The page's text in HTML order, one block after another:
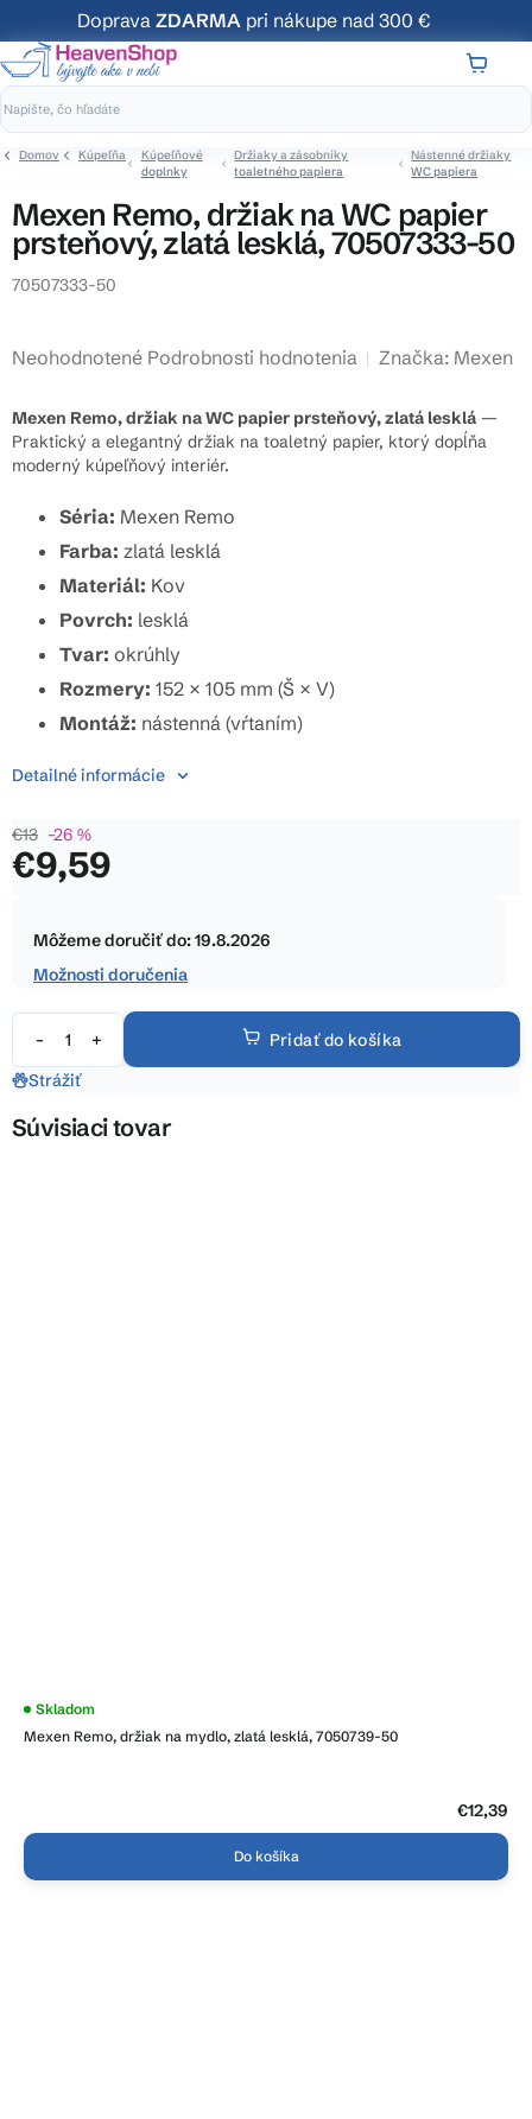
na
obsah
Doprava ZDARMA pri nákupe nad 300 €
Domov Kúpeľňa
Kúpeľňové
doplnky
Držiaky a zásobníky
toaletného papiera
Nástenné držiaky
WC papiera
Mexen Remo, držiak na WC papier
prsteňový, zlatá lesklá, 70507333-50
70507333-50
Priemerné
produktu
je
0,0
hviezdičiek.
Neohodnotené Podrobnosti hodnotenia Značka: Mexen
€13 –26 %
€9,59
cena:
Môžeme doručiť do:19.8.2026
Možnosti doručenia
Pridať do košíka
Mexen Remo, držiak na WC papier prsteňový, zlatá lesklá —
Praktický a elegantný držiak na toaletný papier, ktorý dopĺňa
moderný kúpeľňový interiér.
Séria: Mexen Remo
Farba: zlatá lesklá
Materiál: Kov
Povrch: lesklá
Tvar: okrúhly
Rozmery: 152 × 105 mm (Š × V)
Montáž: nástenná (vŕtaním)
Detailné informácie
Strážiť
Súvisiaci tovar
Mexen Remo, držiak na mydlo, zlatá lesklá, 7050739-50
Skladom
€12,39
Do košíka